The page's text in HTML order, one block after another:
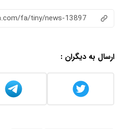
https://www.khabarfarda.com/fa/